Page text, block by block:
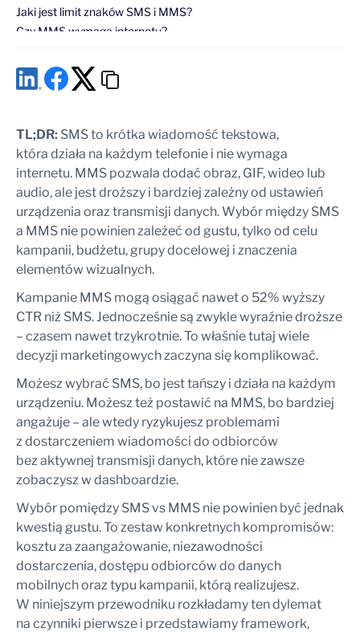
Jaki jest limit znaków SMS i MMS?
Czy MMS wymaga internetu?
Jaki format pliku można wysłać w MMS?
TL;DR: SMS to krótka wiadomość tekstowa,
która działa na każdym telefonie i nie wymaga
internetu. MMS pozwala dodać obraz, GIF, wideo lub
audio, ale jest droższy i bardziej zależny od ustawień
urządzenia oraz transmisji danych. Wybór między SMS
a MMS nie powinien zależeć od gustu, tylko od celu
kampanii, budżetu, grupy docelowej i znaczenia
elementów wizualnych.
Kampanie MMS mogą osiągać nawet o 52% wyższy
CTR niż SMS. Jednocześnie są zwykle wyraźnie droższe
– czasem nawet trzykrotnie. To właśnie tutaj wiele
decyzji marketingowych zaczyna się komplikować.
Możesz wybrać SMS, bo jest tańszy i działa na każdym
urządzeniu. Możesz też postawić na MMS, bo bardziej
angażuje – ale wtedy ryzykujesz problemami
z dostarczeniem wiadomości do odbiorców
bez aktywnej transmisji danych, które nie zawsze
zobaczysz w dashboardzie.
Wybór pomiędzy SMS vs MMS nie powinien być jednak
kwestią gustu. To zestaw konkretnych kompromisów:
kosztu za zaangażowanie, niezawodności
dostarczenia, dostępu odbiorców do danych
mobilnych oraz typu kampanii, którą realizujesz.
W niniejszym przewodniku rozkładamy ten dylemat
na czynniki pierwsze i przedstawiamy framework,